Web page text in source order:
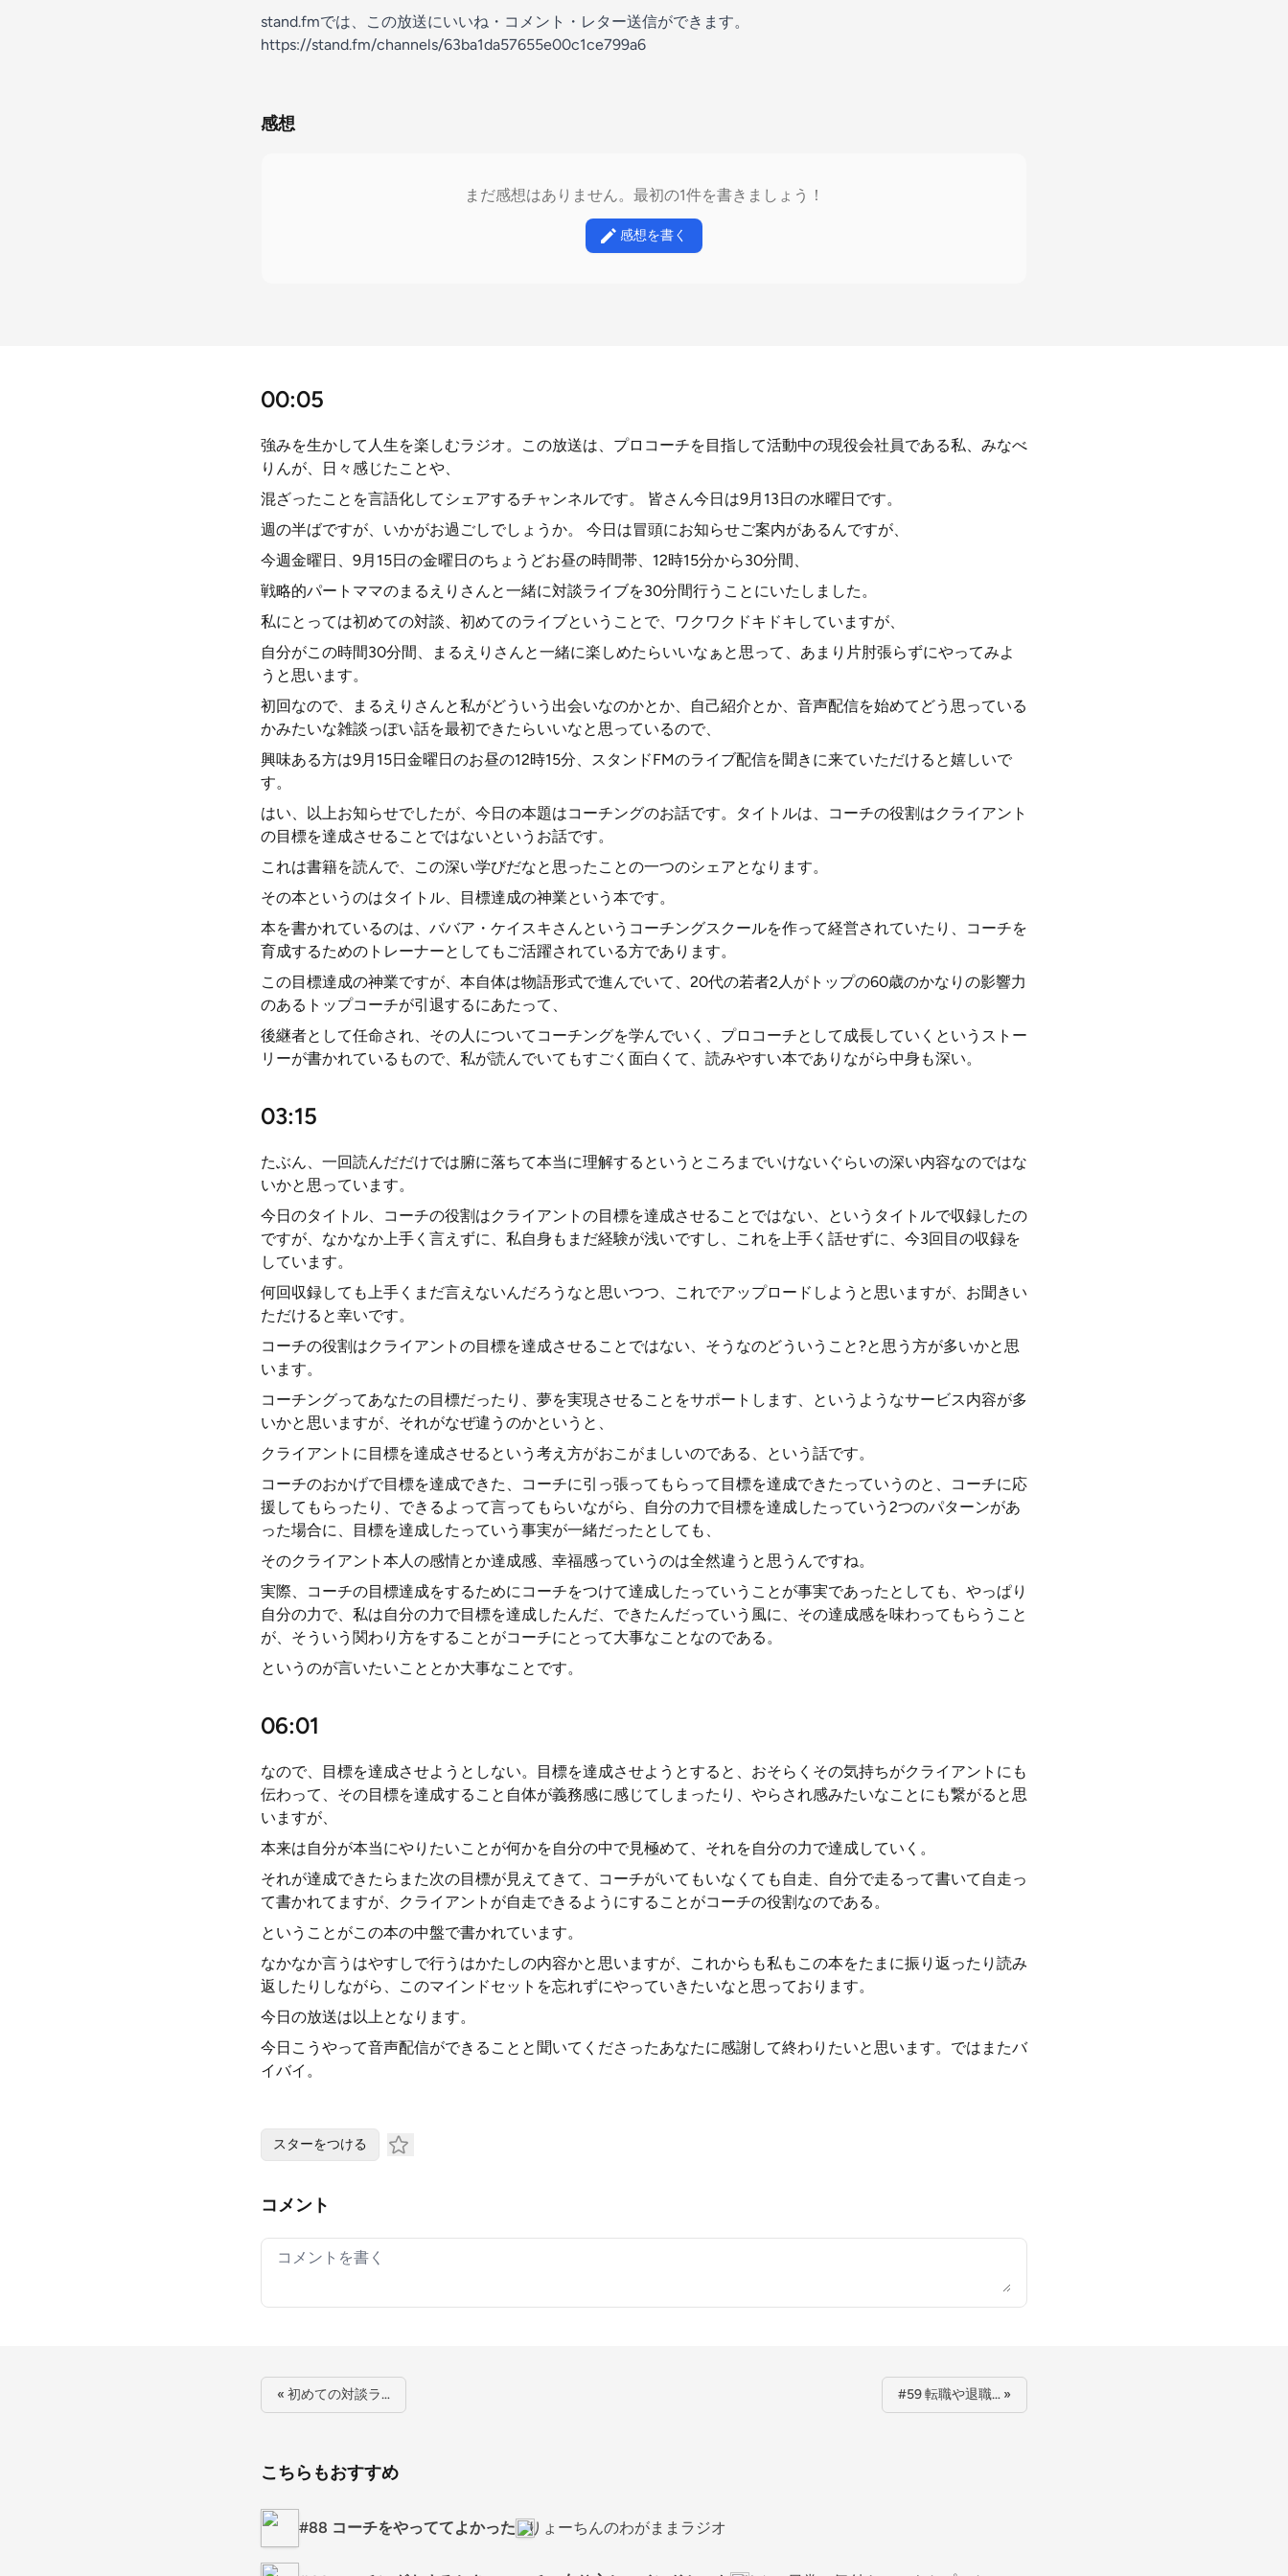
stand.fmでは、この放送にいいね・コメント・レター送信ができます。
https://stand.fm/channels/63ba1da57655e00c1ce799a6
感想
まだ感想はありません。最初の1件を書きましょう！
感想を書く
00:05
強みを生かして人生を楽しむラジオ。この放送は、プロコーチを目指して活動中の現役会社員である私、みなべ
りんが、日々感じたことや、
混ざったことを言語化してシェアするチャンネルです。 皆さん今日は9月13日の水曜日です。
週の半ばですが、いかがお過ごしでしょうか。 今日は冒頭にお知らせご案内があるんですが、
今週金曜日、9月15日の金曜日のちょうどお昼の時間帯、12時15分から30分間、
戦略的パートママのまるえりさんと一緒に対談ライブを30分間行うことにいたしました。
私にとっては初めての対談、初めてのライブということで、ワクワクドキドキしていますが、
自分がこの時間30分間、まるえりさんと一緒に楽しめたらいいなぁと思って、あまり片肘張らずにやってみよ
うと思います。
初回なので、まるえりさんと私がどういう出会いなのかとか、自己紹介とか、音声配信を始めてどう思っている
かみたいな雑談っぽい話を最初できたらいいなと思っているので、
興味ある方は9月15日金曜日のお昼の12時15分、スタンドFMのライブ配信を聞きに来ていただけると嬉しいで
す。
はい、以上お知らせでしたが、今日の本題はコーチングのお話です。タイトルは、コーチの役割はクライアント
の目標を達成させることではないというお話です。
これは書籍を読んで、この深い学びだなと思ったことの一つのシェアとなります。
その本というのはタイトル、目標達成の神業という本です。
本を書かれているのは、ババア・ケイスキさんというコーチングスクールを作って経営されていたり、コーチを
育成するためのトレーナーとしてもご活躍されている方であります。
この目標達成の神業ですが、本自体は物語形式で進んでいて、20代の若者2人がトップの60歳のかなりの影響力
のあるトップコーチが引退するにあたって、
後継者として任命され、その人についてコーチングを学んでいく、プロコーチとして成長していくというストー
リーが書かれているもので、私が読んでいてもすごく面白くて、読みやすい本でありながら中身も深い。
03:15
たぶん、一回読んだだけでは腑に落ちて本当に理解するというところまでいけないぐらいの深い内容なのではな
いかと思っています。
今日のタイトル、コーチの役割はクライアントの目標を達成させることではない、というタイトルで収録したの
ですが、なかなか上手く言えずに、私自身もまだ経験が浅いですし、これを上手く話せずに、今3回目の収録を
しています。
何回収録しても上手くまだ言えないんだろうなと思いつつ、これでアップロードしようと思いますが、お聞きい
ただけると幸いです。
コーチの役割はクライアントの目標を達成させることではない、そうなのどういうこと?と思う方が多いかと思
います。
コーチングってあなたの目標だったり、夢を実現させることをサポートします、というようなサービス内容が多
いかと思いますが、それがなぜ違うのかというと、
クライアントに目標を達成させるという考え方がおこがましいのである、という話です。
コーチのおかげで目標を達成できた、コーチに引っ張ってもらって目標を達成できたっていうのと、コーチに応
援してもらったり、できるよって言ってもらいながら、自分の力で目標を達成したっていう2つのパターンがあ
った場合に、目標を達成したっていう事実が一緒だったとしても、
そのクライアント本人の感情とか達成感、幸福感っていうのは全然違うと思うんですね。
実際、コーチの目標達成をするためにコーチをつけて達成したっていうことが事実であったとしても、やっぱり
自分の力で、私は自分の力で目標を達成したんだ、できたんだっていう風に、その達成感を味わってもらうこと
が、そういう関わり方をすることがコーチにとって大事なことなのである。
というのが言いたいこととか大事なことです。
06:01
なので、目標を達成させようとしない。目標を達成させようとすると、おそらくその気持ちがクライアントにも
伝わって、その目標を達成すること自体が義務感に感じてしまったり、やらされ感みたいなことにも繋がると思
いますが、
本来は自分が本当にやりたいことが何かを自分の中で見極めて、それを自分の力で達成していく。
それが達成できたらまた次の目標が見えてきて、コーチがいてもいなくても自走、自分で走るって書いて自走っ
て書かれてますが、クライアントが自走できるようにすることがコーチの役割なのである。
ということがこの本の中盤で書かれています。
なかなか言うはやすしで行うはかたしの内容かと思いますが、これからも私もこの本をたまに振り返ったり読み
返したりしながら、このマインドセットを忘れずにやっていきたいなと思っております。
今日の放送は以上となります。
今日こうやって音声配信ができることと聞いてくださったあなたに感謝して終わりたいと思います。ではまたバ
イバイ。
スターをつける
コメント
Your comment
« 初めての対談ラ… #59 転職や退職… »
こちらもおすすめ
#88 コーチをやっててよかった りょーちんのわがままラジオ